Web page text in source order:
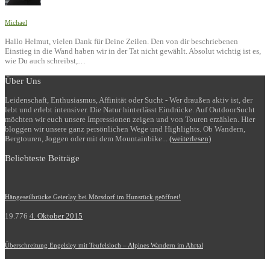
Michael
Hallo Helmut, vielen Dank für Deine Zeilen. Den von dir beschriebenen
Einstieg in die Wand haben wir in der Tat nicht gewählt. Absolut wichtig ist es,
wie Du auch schreibst,…
Über Uns
Leidenschaft, Enthusiasmus, Affinität oder Sucht - Wer draußen aktiv ist, der
lebt und erlebt intensiver. Die Natur hinterlässt Eindrücke. Auf OutdoorSucht
möchten wir euch unsere Impressionen zeigen und von Touren erzählen. Hier
bloggen wir unsere ganz persönlichen Wege und Highlights. Ob Wandern,
Bergtouren, Joggen oder mit dem Mountainbike... (weiterlesen)
Beliebteste Beiträge
Hängeseilbrücke Geierlay bei Mörsdorf im Hunsrück geöffnet!
19.776 4. Oktober 2015
Überschreitung Engelsley mit Teufelsloch – Alpines Wandern im Ahrtal